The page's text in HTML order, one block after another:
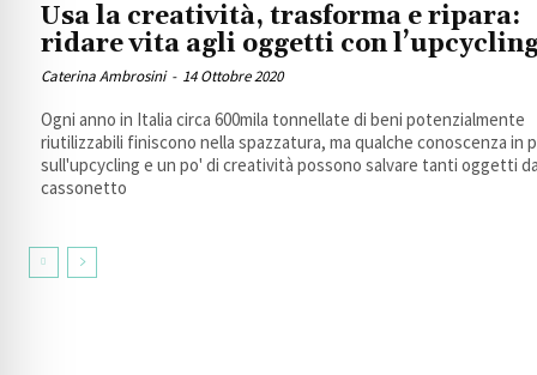
Usa la creatività, trasforma e ripara:
ridare vita agli oggetti con
Caterina Ambrosini - 14 Ottobre 2020
Ogni anno in Italia circa 600mila tonnellate di beni potenzialmente
riutilizzabili finiscono nella spazzatura, ma qualche conoscenza in
sull'upcycling e un po' di creatività possono salvare tanti oggetti
cassonetto